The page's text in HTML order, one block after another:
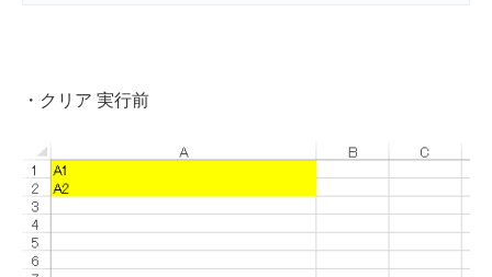
・クリア 実行前